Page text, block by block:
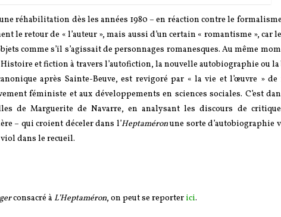
réhabilitation dès les années 1980 – en réaction contre le
le retour de « l’auteur », mais aussi d’un certain « romantisme », car
comme s’il s’agissait de personnages romanesques. Au même
et fiction à travers l’autofiction, la nouvelle autobiographie ou
après Sainte-Beuve, est revigoré par « la vie et l’œuvre »
féministe et aux développements en sciences sociales. C’est
de Marguerite de Navarre, en analysant les discours de
– qui croient déceler dans l’Heptaméronune sorte d’autobiographie
dans le recueil.
consacré à L’Heptaméron, on peut se reporter ici.